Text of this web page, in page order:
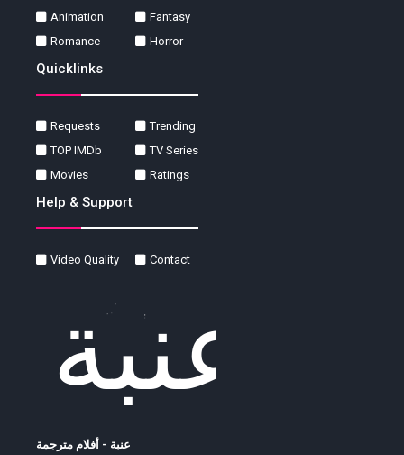
Animation
Fantasy
Romance
Horror
Quicklinks
Requests
Trending
TOP IMDb
TV Series
Movies
Ratings
Help & Support
Video Quality Contact
عنبة - أفلام مترجمة